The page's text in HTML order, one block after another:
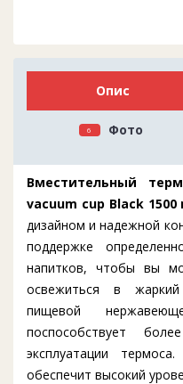
Опис
6 Фото
Вместительный
vacuum cup Black
дизайном и надежной
поддержке
напитков, чтобы вы
освежиться в
пищевой
поспособствует
эксплуатации
обеспечит высокий